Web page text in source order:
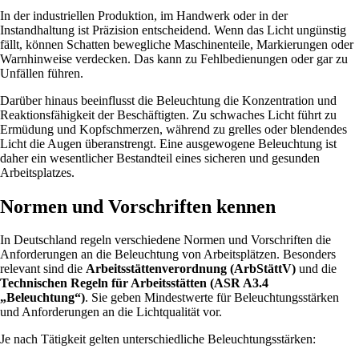
In der industriellen Produktion, im Handwerk oder in der
Instandhaltung ist Präzision entscheidend. Wenn das Licht ungünstig
fällt, können Schatten bewegliche Maschinenteile, Markierungen oder
Warnhinweise verdecken. Das kann zu Fehlbedienungen oder gar zu
Unfällen führen.
Darüber hinaus beeinflusst die Beleuchtung die Konzentration und
Reaktionsfähigkeit der Beschäftigten. Zu schwaches Licht führt zu
Ermüdung und Kopfschmerzen, während zu grelles oder blendendes
Licht die Augen überanstrengt. Eine ausgewogene Beleuchtung ist
daher ein wesentlicher Bestandteil eines sicheren und gesunden
Arbeitsplatzes.
Normen und Vorschriften kennen
In Deutschland regeln verschiedene Normen und Vorschriften die
Anforderungen an die Beleuchtung von Arbeitsplätzen. Besonders
relevant sind die Arbeitsstättenverordnung (ArbStättV) und die
Technischen Regeln für Arbeitsstätten (ASR A3.4
„Beleuchtung“). Sie geben Mindestwerte für Beleuchtungsstärken
und Anforderungen an die Lichtqualität vor.
Je nach Tätigkeit gelten unterschiedliche Beleuchtungsstärken: